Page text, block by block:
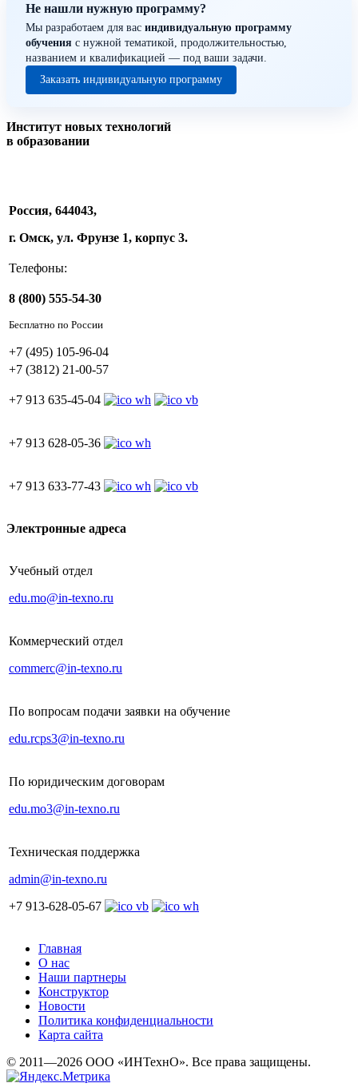
Не нашли нужную программу?
Мы разработаем для вас индивидуальную программу
обучения с нужной тематикой, продолжительностью,
названием и квалификацией — под ваши задачи.
Заказать индивидуальную программу
Институт новых технологий
в образовании
Россия, 644043,
г. Омск, ул. Фрунзе 1, корпус 3.
Телефоны:
8 (800) 555-54-30
Бесплатно по России
+7 (495) 105-96-04
+7 (3812) 21-00-57
+7 913 635-45-04
+7 913 628-05-36
+7 913 633-77-43
Электронные адреса
Учебный отдел
edu.mo@in-texno.ru
Коммерческий отдел
commerc@in-texno.ru
По вопросам подачи заявки на обучение
edu.rcps3@in-texno.ru
По юридическим договорам
edu.mo3@in-texno.ru
Техническая поддержка
admin@in-texno.ru
+7 913-628-05-67
Главная
О нас
Наши партнеры
Конструктор
Новости
Политика конфиденциальности
Карта сайта
© 2011—2026 ООО «ИНТехнО». Все права защищены.